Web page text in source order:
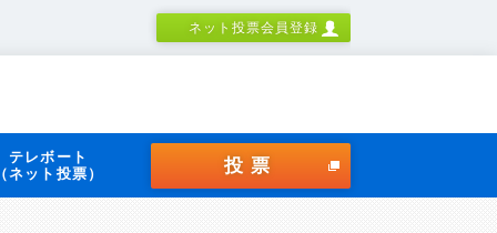
ネット投票会員登録
テレボート
（ネット投票）
投票